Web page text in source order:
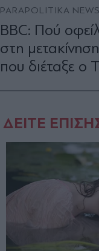
PARAPOLITIKA
BBC: Πού
στη
που διέταξε ο